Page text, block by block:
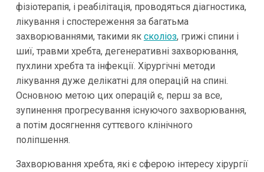
фізіотерапія, і реабілітація, проводяться діагностика,
лікування і спостереження за багатьма
захворюваннями, такими як сколіоз, грижі спини і
шиї, травми хребта, дегенеративні захворювання,
пухлини хребта та інфекції. Хірургічні методи
лікування дуже делікатні для операцій на спині.
Основною метою цих операцій є, перш за все,
зупинення прогресування існуючого захворювання,
а потім досягнення суттєвого клінічного
поліпшення.
Захворювання хребта, які є сферою інтересу хірургії